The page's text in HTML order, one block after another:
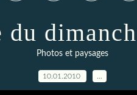
du
Photos et paysages
10.01.2010